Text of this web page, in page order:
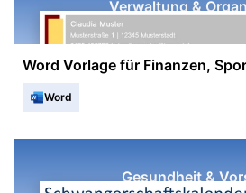
Verwaltung &
Word Vorlage für Finanzen,
Word
Gesundheit &